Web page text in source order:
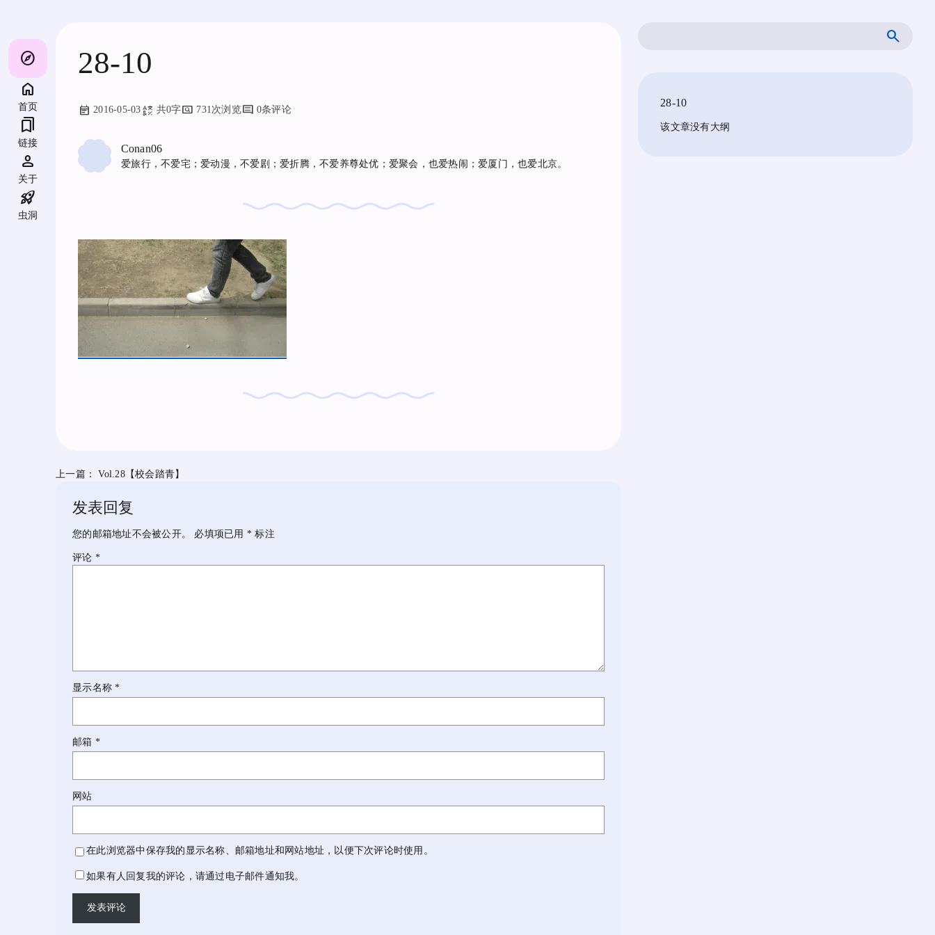
容
explore
首页
链接
bookmarks
关于
person
虫洞
rocket_launch
28-10
2016-05-03 共0字 731次浏览 0条评论
Conan06
爱旅行，不爱宅；爱动漫，不爱剧；爱折腾，不爱养尊处优；爱聚会，也爱热闹；爱厦门，也爱北京。
上一篇： Vol.28【校会踏青】
发表回复
您的邮箱地址不会被公开。 必填项已用 * 标注
评论 *
显示名称*
邮箱 *
网站
在此浏览器中保存我的显示名称、邮箱地址和网站地址，以便下次评论时使用。
如果有人回复我的评论，请通过电子邮件通知我。
28-10
该文章没有大纲